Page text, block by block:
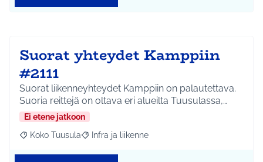
Suorat yhteydet Kamppiin
#2111
Suorat liikenneyhteydet Kamppiin on palautettava.
Suoria reittejä on oltava eri alueilta Tuusulassa,…
Ei etene jatkoon
Rajaa tulokset aihepiirin mukaan: Koko Tuusula
Koko Tuusula Rajaa tulokset teeman mukaan: Infra ja liikenne
Infra ja liikenne